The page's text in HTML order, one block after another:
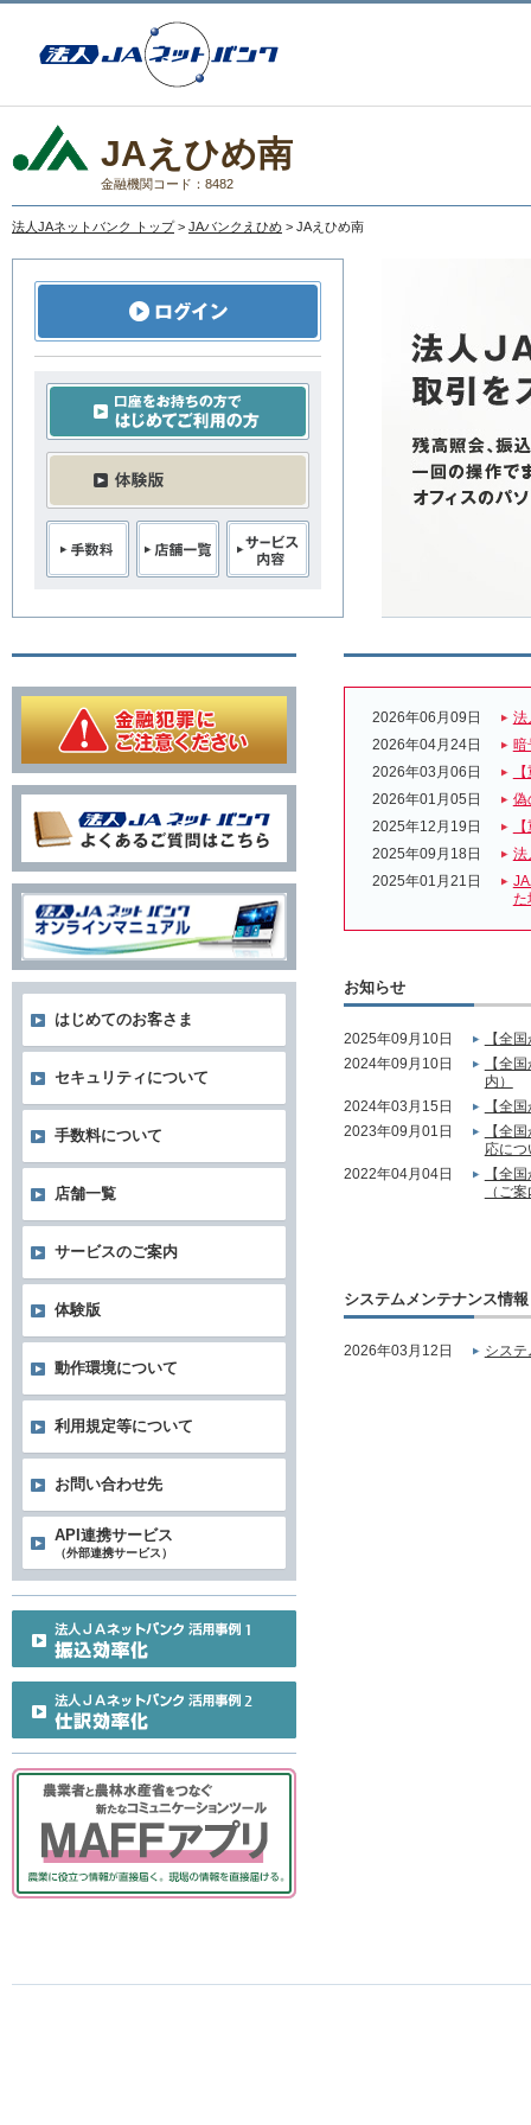
JAえひめ南
金融機関コード：8482
法人JAネットバンク トップ > JAバンクえひめ > JAえひめ南
2026年06月09日
法
2026年04月24日
暗
2026年03月06日
2026年01月05日
偽
2025年12月19日
2025年09月18日
法
2025年01月21日
た
お知らせ
2025年09月10日
【全
2024年09月10日
【全
内）
2024年03月15日
【全
2023年09月01日
【全
応に
2022年04月04日
【全
（ご
システムメンテナンス情報
2026年03月12日 シス
はじめてのお客さま
セキュリティについて
手数料について
店舗一覧
サービスのご案内
体験版
動作環境について
利用規定等について
お問い合わせ先
API連携サービス
（外部連携サービス）